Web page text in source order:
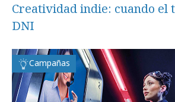
Creatividad indie: cuando el
DNI
Campañas